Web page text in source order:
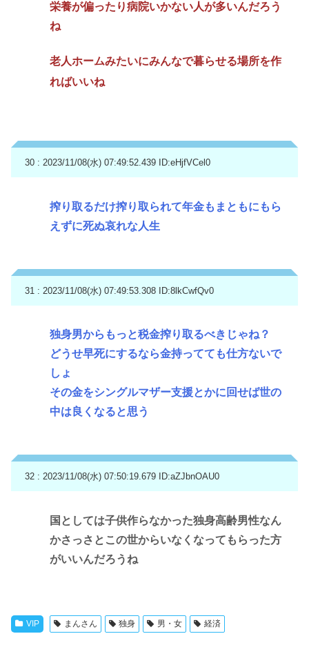
栄養が偏ったり病院いかない人が多いんだろう
ね
老人ホームみたいにみんなで暮らせる場所を作
ればいいね
30 : 2023/11/08(水) 07:49:52.439 ID:eHjfVCel0
搾り取るだけ搾り取られて年金もまともにもら
えずに死ぬ哀れな人生
31 : 2023/11/08(水) 07:49:53.308 ID:8lkCwfQv0
独身男からもっと税金搾り取るべきじゃね？
どうせ早死にするなら金持ってても仕方ないで
しょ
その金をシングルマザー支援とかに回せば世の
中は良くなると思う
32 : 2023/11/08(水) 07:50:19.679 ID:aZJbnOAU0
国としては子供作らなかった独身高齢男性なん
かさっさとこの世からいなくなってもらった方
がいいんだろうね
VIP まんさん 独身 男・女 経済